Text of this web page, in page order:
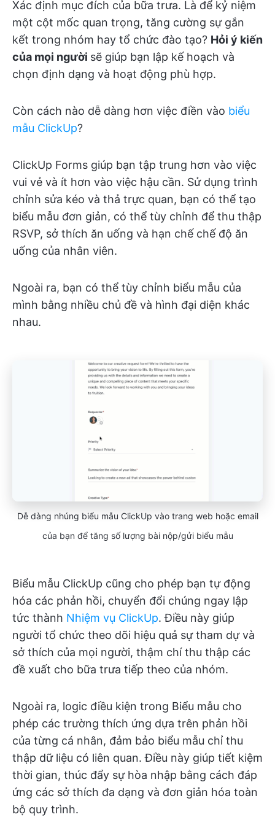
Xác định mục đích của bữa trưa. Là để kỷ niệm
một cột mốc quan trọng, tăng cường sự gắn
kết trong nhóm hay tổ chức đào tạo? Hỏi ý kiến
của mọi người sẽ giúp bạn lập kế hoạch và
chọn định dạng và hoạt động phù hợp.
Còn cách nào dễ dàng hơn việc điền vào biểu
mẫu ClickUp?
ClickUp Forms giúp bạn tập trung hơn vào việc
vui vẻ và ít hơn vào việc hậu cần. Sử dụng trình
chỉnh sửa kéo và thả trực quan, bạn có thể tạo
biểu mẫu đơn giản, có thể tùy chỉnh để thu thập
RSVP, sở thích ăn uống và hạn chế chế độ ăn
uống của nhân viên.
Ngoài ra, bạn có thể tùy chỉnh biểu mẫu của
mình bằng nhiều chủ đề và hình đại diện khác
nhau.
Dễ dàng nhúng biểu mẫu ClickUp vào trang web hoặc email
của bạn để tăng số lượng bài nộp/gửi biểu mẫu
Biểu mẫu ClickUp cũng cho phép bạn tự động
hóa các phản hồi, chuyển đổi chúng ngay lập
tức thành Nhiệm vụ ClickUp. Điều này giúp
người tổ chức theo dõi hiệu quả sự tham dự và
sở thích của mọi người, thậm chí thu thập các
đề xuất cho bữa trưa tiếp theo của nhóm.
Ngoài ra, logic điều kiện trong Biểu mẫu cho
phép các trường thích ứng dựa trên phản hồi
của từng cá nhân, đảm bảo biểu mẫu chỉ thu
thập dữ liệu có liên quan. Điều này giúp tiết kiệm
thời gian, thúc đẩy sự hòa nhập bằng cách đáp
ứng các sở thích đa dạng và đơn giản hóa toàn
bộ quy trình.